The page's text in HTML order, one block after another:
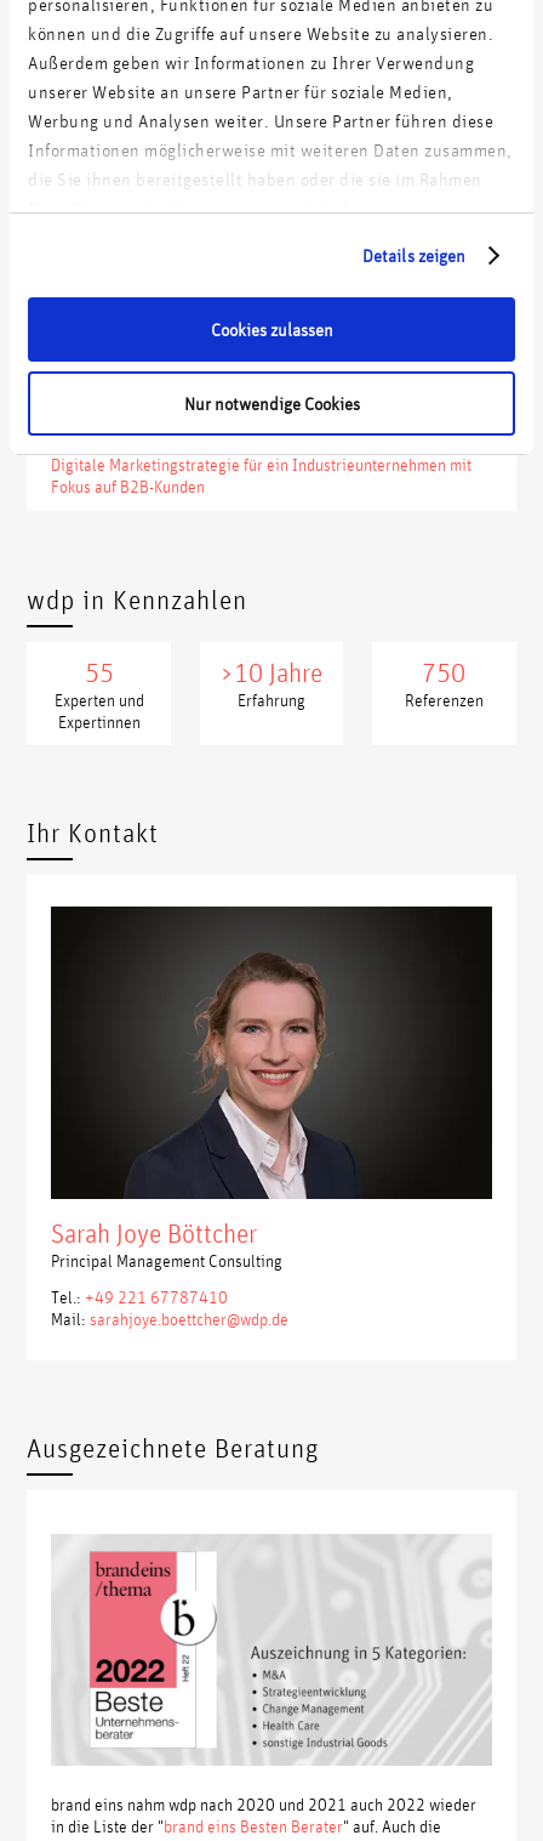
können und die Zugriffe auf unsere Website zu analysieren.
Außerdem geben wir Informationen zu Ihrer Verwendung
unserer Website an unsere Partner für soziale Medien,
Werbung und Analysen weiter. Unsere Partner führen diese
Informationen möglicherweise mit weiteren Daten zusammen,
die Sie ihnen bereitgestellt haben oder die sie im Rahmen
Ihrer Nutzung der Dienste gesammelt haben.
Details zeigen
Cookies zulassen
Nur notwendige Cookies
priorisierte Maßnahmenliste zur Umsetzung des Konzepts.
Referenzprojekte
Potentialanalyse eines führenden Onlinehändlers
E-Commerce Audit bei einem Marktführer für Verbrauchsgüter
im Gastro-/Hotelleriegewerbe
Digitale Marketingstrategie für ein Industrieunternehmen mit
Fokus auf B2B-Kunden
wdp in Kennzahlen
55
Experten und
Expertinnen
>10 Jahre
Erfahrung
750
Referenzen
Ihr Kontakt
Sarah Joye Böttcher
Principal Management Consulting
Tel.: +49 221 67787410
Mail:sarahjoye.boettcher@wdp.de
Ausgezeichnete Beratung
brand eins nahm wdp nach 2020 und 2021 auch 2022 wieder
in die Liste der "brand eins Besten Berater" auf. Auch die